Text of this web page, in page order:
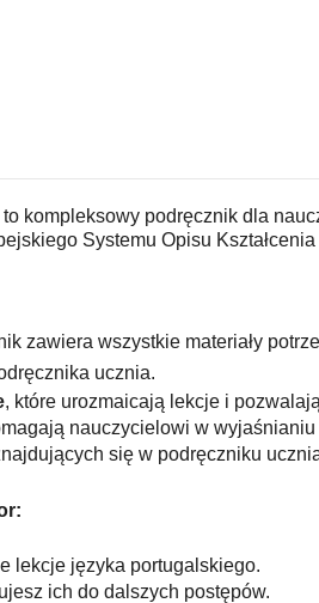
to kompleksowy podręcznik dla
Systemu Opisu
zawiera wszystkie materiały
ucznia.
, które urozmaicają lekcje i
nauczycielowi w
się w podręczniku
lekcje języka portugalskiego.
ich do dalszych postępów.